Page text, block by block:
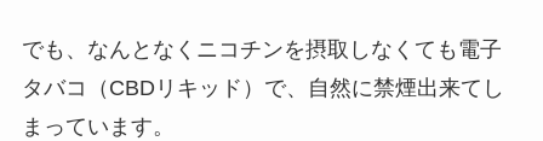
でも、なんとなくニコチンを摂取しなくても電子
タバコ（CBDリキッド）で、自然に禁煙出来てし
まっています。